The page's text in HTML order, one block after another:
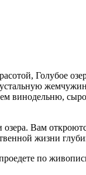
Голубое
винодельню,
Вам
жизни
по